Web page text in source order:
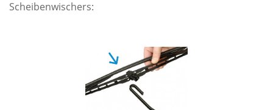
Scheibenwischers: